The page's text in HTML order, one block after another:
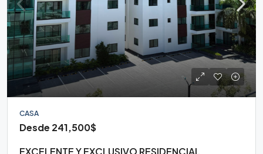
CASA
Desde 241,500$
EXCELENTE Y EXCLUSIVO RESIDENCIAL